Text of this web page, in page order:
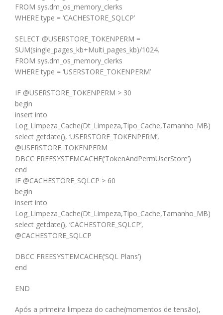
FROM sys.dm_os_memory_clerks
WHERE type = ‘CACHESTORE_SQLCP’
SELECT @USERSTORE_TOKENPERM =
SUM(single_pages_kb+Multi_pages_kb)/1024.
FROM sys.dm_os_memory_clerks
WHERE type = ‘USERSTORE_TOKENPERM’
IF @USERSTORE_TOKENPERM > 30
begin
insert into
Log_Limpeza_Cache(Dt_Limpeza,Tipo_Cache,Tamanho_MB)
select getdate(), ‘USERSTORE_TOKENPERM’,
@USERSTORE_TOKENPERM
DBCC FREESYSTEMCACHE(‘TokenAndPermUserStore’)
end
IF @CACHESTORE_SQLCP > 60
begin
insert into
Log_Limpeza_Cache(Dt_Limpeza,Tipo_Cache,Tamanho_MB)
select getdate(), ‘CACHESTORE_SQLCP’,
@CACHESTORE_SQLCP
DBCC FREESYSTEMCACHE(‘SQL Plans’)
end
END
Após a primeira limpeza do cache(momentos de tensão),